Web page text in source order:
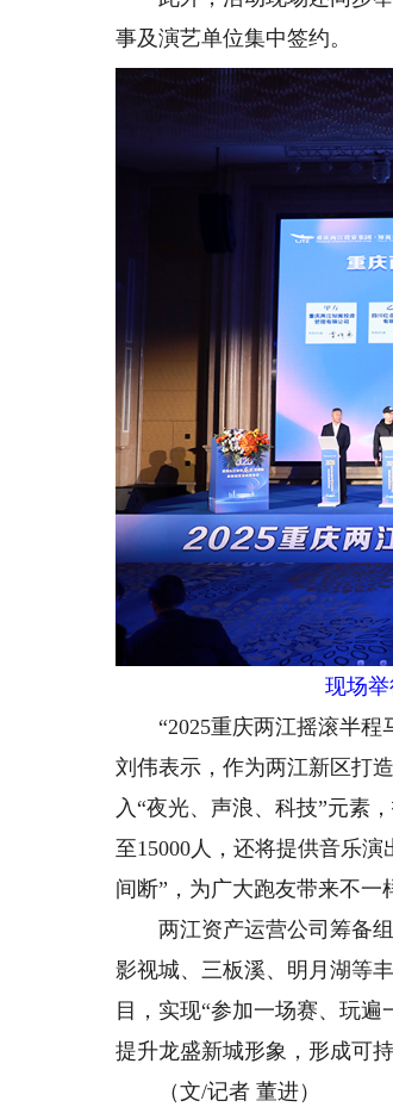
事及演艺单位集中签约。
现场
“2025重庆两江摇滚半程
刘伟表示，作为两江新区打
入“夜光、声浪、科技”元素
至15000人，还将提供音乐
间断”，为广大跑友带来不一
两江资产运营公司筹备组
影视城、三板溪、明月湖等
目，实现“参加一场赛、玩遍
提升龙盛新城形象，形成可
（文/记者 董进）